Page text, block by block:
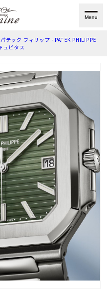
Menu
パテック フィリップ - PATEK PHILIPPE
ュビタス